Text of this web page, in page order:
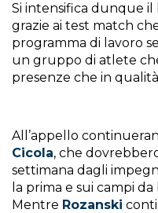
Si intensifica dunque
grazie ai test match
programma di lavoro
un gruppo di atlete
presenze che in
All’appello
Cicola, che
settimana dagli
la prima e sui campi
Mentre Rozanski